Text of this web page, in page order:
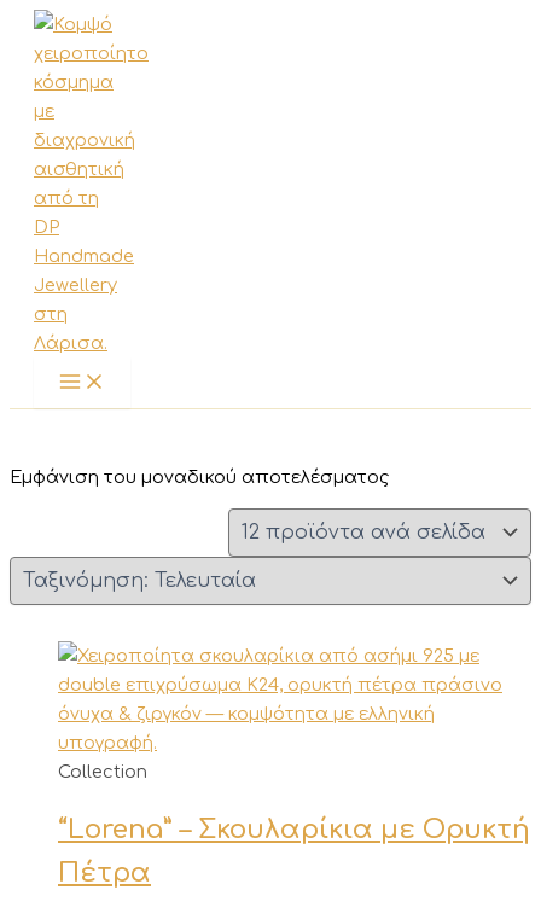
Μετάβαση
στο
περιεχόμενο
Εμφάνιση του μοναδικού αποτελέσματος
Collection
“Lorena” – Σκουλαρίκια με Ορυκτή
Πέτρα